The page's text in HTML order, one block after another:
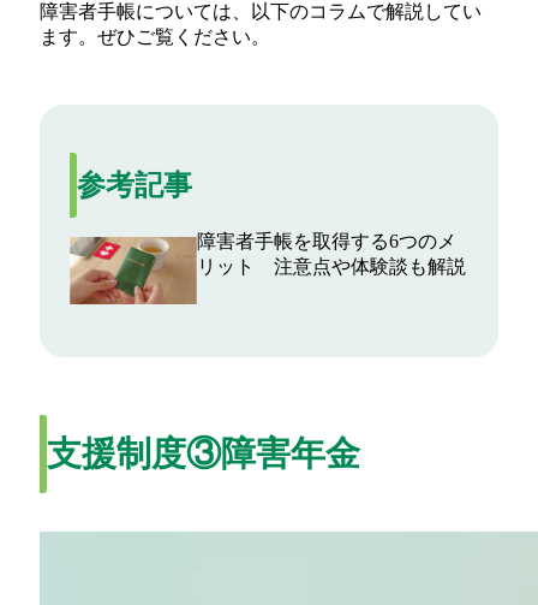
障害者手帳については、以下のコラムで解説してい
ます。ぜひご覧ください。
参考記事
障害者手帳を取得する6つのメ
リット 注意点や体験談も解説
支援制度③障害年金